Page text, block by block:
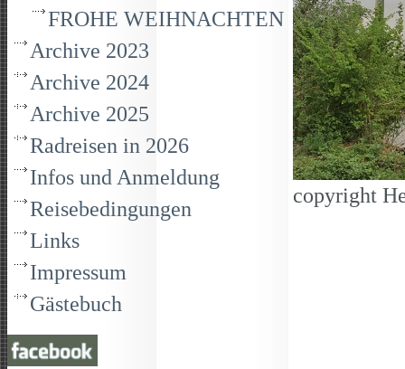
FROHE WEIHNACHTEN
Archive 2023
Archive 2024
Archive 2025
Radreisen in 2026
Infos und Anmeldung
Reisebedingungen
Links
Impressum
Gästebuch
copyright